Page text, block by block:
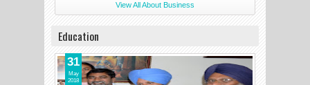
View All About Business
Education
31
May
2018